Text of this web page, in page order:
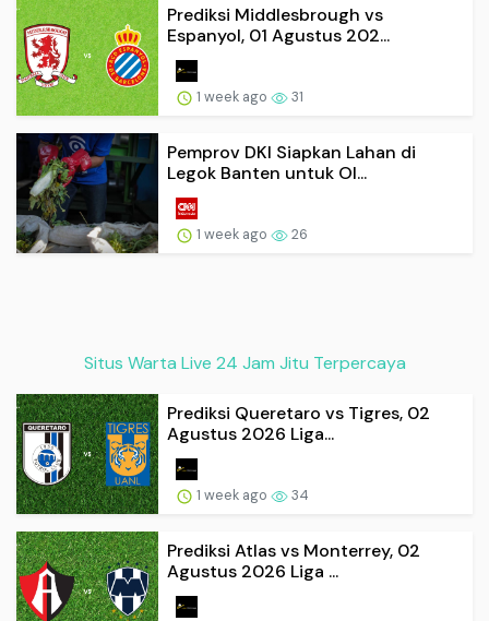
Prediksi Middlesbrough vs
Espanyol, 01 Agustus 202...
1 week ago 31
Pemprov DKI Siapkan Lahan di
Legok Banten untuk Ol...
1 week ago 26
Situs Warta Live 24 Jam Jitu Terpercaya
Prediksi Queretaro vs Tigres, 02
Agustus 2026 Liga...
1 week ago 34
Prediksi Atlas vs Monterrey, 02
Agustus 2026 Liga ...